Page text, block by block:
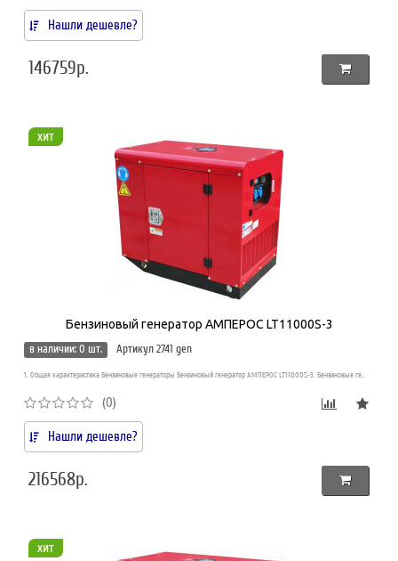
Нашли дешевле?
146759р.
хит
Бензиновый генератор АМПЕРОС LT11000S-3
в наличии: 0 шт.
Артикул 2741 gen
1. Общая характеристика Бензиновые генераторы Бензиновый генератор АМПЕРОС LT11000S-3. Бензиновые ге..
(0)
Нашли дешевле?
216568р.
хит